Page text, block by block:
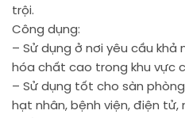
trội.
Công dụng:
– Sử dụng ở nơi yêu cầu khả
hóa chất cao trong khu vực
– Sử dụng tốt cho sàn
hạt nhân, bệnh viện, điện